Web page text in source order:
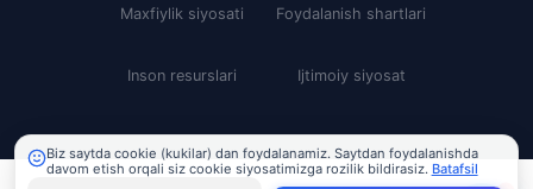
Maxfiylik siyosati Foydalanish shartlari
Inson resurslari Ijtimoiy siyosat
Biz saytda cookie (kukilar) dan foydalanamiz. Saytdan foydalanishda
davom etish orqali siz cookie siyosatimizga rozilik bildirasiz. Batafsil